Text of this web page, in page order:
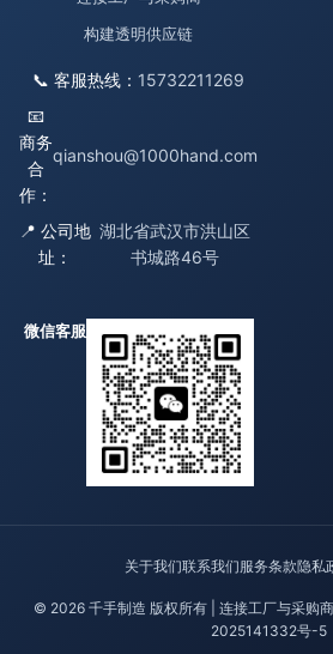
构建透明供应链
📞 客服热线： 15732211269
📧
商务
合
作：
qianshou@1000hand.com
📍 公司地
址：
湖北省武汉市洪山区
书城路46号
微信客服
关于我们联系我们服务条款隐私
© 2026 千手制造 版权所有 | 连接工厂与采购
2025141332号-5